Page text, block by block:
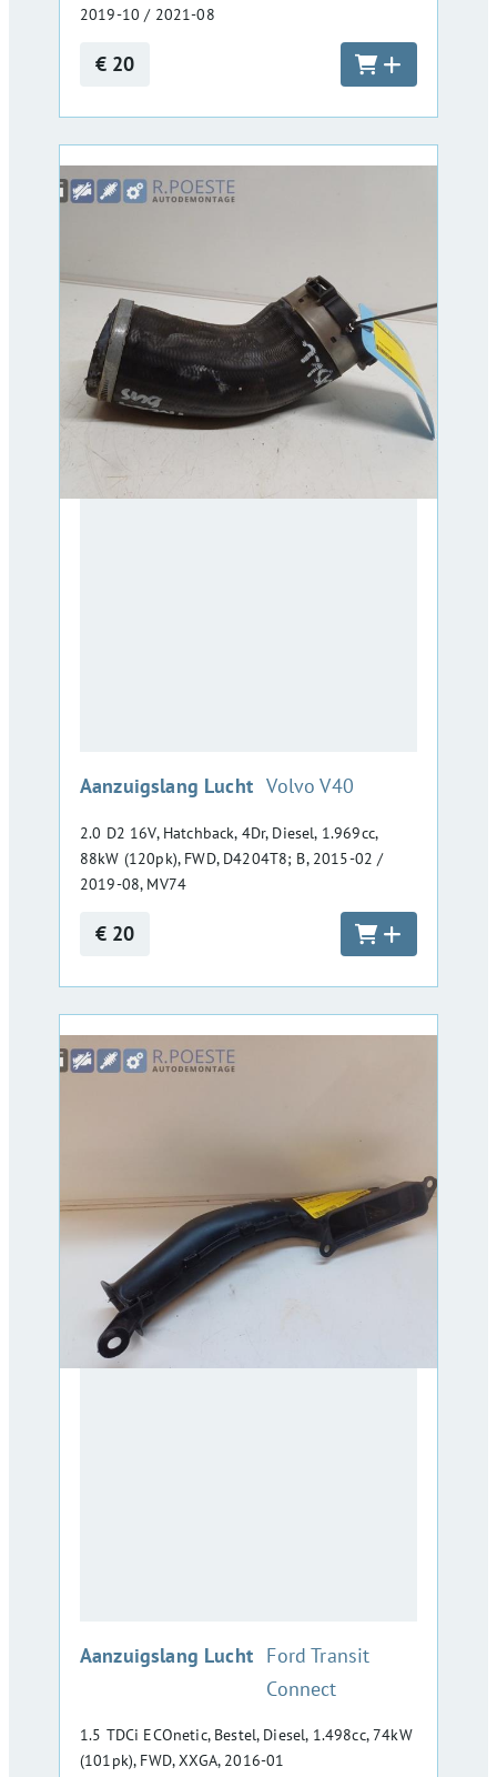
2019-10 / 2021-08
€ 20
Aanzuigslang Lucht :Volvo V40
2.0 D2 16V, Hatchback, 4Dr, Diesel, 1.969cc,
88kW (120pk), FWD, D4204T8; B, 2015-02 /
2019-08, MV74
€ 20
Aanzuigslang Lucht :Ford Transit
Connect
1.5 TDCi ECOnetic, Bestel, Diesel, 1.498cc, 74kW
(101pk), FWD, XXGA, 2016-01